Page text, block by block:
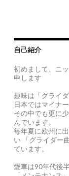
自己紹介
初めまして、ニ
申します
趣味は「グライダ
日本ではマイナ
その中でも更に
んでいます。
毎年夏に欧州に
い 「グライダー
ています。
愛車は90年代後